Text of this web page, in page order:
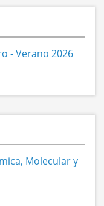
- Verano 2026
Molecular y